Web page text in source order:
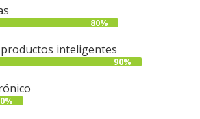
80%
inteligentes
90%